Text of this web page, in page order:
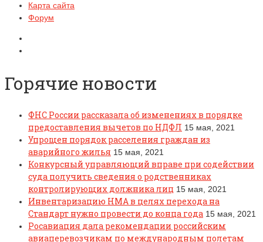
Карта сайта
Форум
Горячие новости
ФНС России рассказала об изменениях в порядке
предоставления вычетов по НДФЛ 15 мая, 2021
Упрощен порядок расселения граждан из
аварийного жилья 15 мая, 2021
Конкурсный управляющий вправе при содействии
суда получить сведения о родственниках
контролирующих должника лиц 15 мая, 2021
Инвентаризацию НМА в целях перехода на
Стандарт нужно провести до конца года 15 мая, 2021
Росавиация дала рекомендации российским
авиаперевозчикам по международным полетам